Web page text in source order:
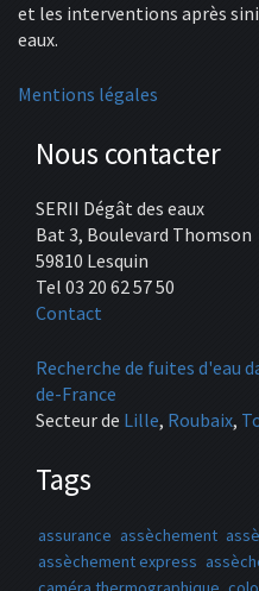
et les interventions après
eaux.
Mentions légales
Nous contacter
SERII Dégât des eaux
Bat 3, Boulevard Thomson
59810 Lesquin
Tel 03 20 62 57 50
Contact
Recherche de fuites d'eau
de-France
Secteur de Lille, Roubaix,
Tags
assurance assèchement
assèchement express